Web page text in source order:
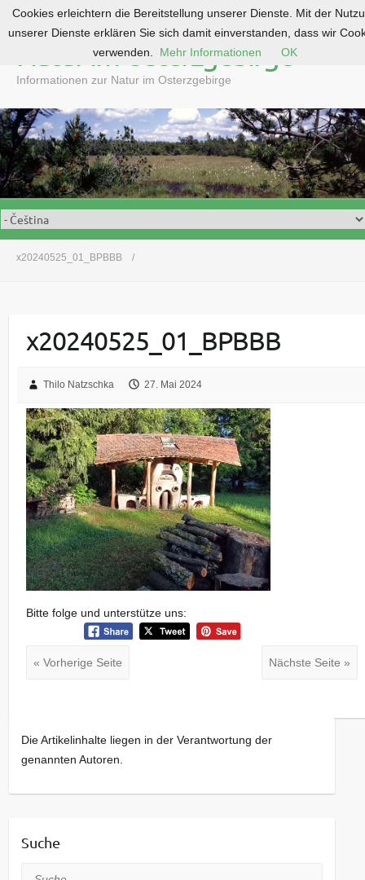
o
c
o
n
e
n
Natur im Osterzgebirge
Informationen zur Natur im Osterzgebirge
x20240525_01_BPBBB
x20240525_01_BPBBB
Thilo Natzschka 27. Mai 2024
Bitte folge und unterstütze uns:
« Vorherige Seite Nächste Seite »
Die Artikelinhalte liegen in der Verantwortung der
genannten Autoren.
Suche
Suche
Cookies erleichtern die Bereitstellung unserer Dienste. Mit der
unserer Dienste erklären Sie sich damit einverstanden, dass wir
verwenden.
Mehr Informationen OK